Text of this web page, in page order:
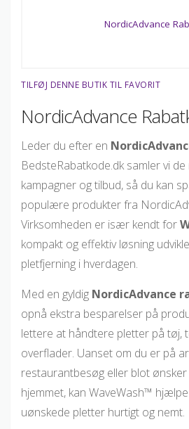
TILFØJ DENNE BUTIK TIL FAVORIT
NordicAdvance
Leder du efter en
BedsteRabatkode.dk samler vi
kampagner og tilbud, så du kan
populære produkter fra
Virksomheden er især kendt for
kompakt og effektiv løsning
pletfjerning i hverdagen.
Med en gyldig NordicAdvance
opnå ekstra besparelser på
lettere at håndtere pletter på tøj,
overflader. Uanset om du er på
restaurantbesøg eller blot
hjemmet, kan WaveWash™
uønskede pletter hurtigt og nemt.